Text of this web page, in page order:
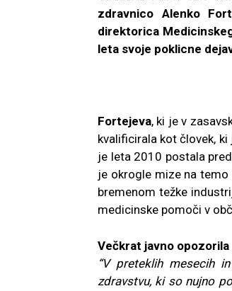
zdravnico Alenko
direktorica
leta svoje poklicne
Fortejeva, ki je v
kvalificirala kot človek,
je leta 2010 postala
je okrogle mize na temo
bremenom težke
medicinske pomoči v
Večkrat javno
“V preteklih mesecih
zdravstvu, ki so nujno